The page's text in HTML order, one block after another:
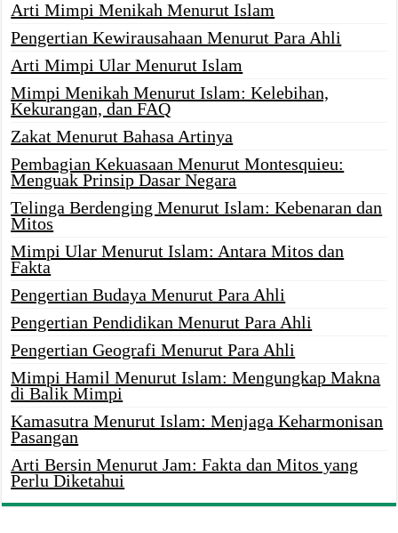
Arti Mimpi Menikah Menurut Islam
Pengertian Kewirausahaan Menurut Para Ahli
Arti Mimpi Ular Menurut Islam
Mimpi Menikah Menurut Islam: Kelebihan,
Kekurangan, dan FAQ
Zakat Menurut Bahasa Artinya
Pembagian Kekuasaan Menurut Montesquieu:
Menguak Prinsip Dasar Negara
Telinga Berdenging Menurut Islam: Kebenaran dan
Mitos
Mimpi Ular Menurut Islam: Antara Mitos dan
Fakta
Pengertian Budaya Menurut Para Ahli
Pengertian Pendidikan Menurut Para Ahli
Pengertian Geografi Menurut Para Ahli
Mimpi Hamil Menurut Islam: Mengungkap Makna
di Balik Mimpi
Kamasutra Menurut Islam: Menjaga Keharmonisan
Pasangan
Arti Bersin Menurut Jam: Fakta dan Mitos yang
Perlu Diketahui